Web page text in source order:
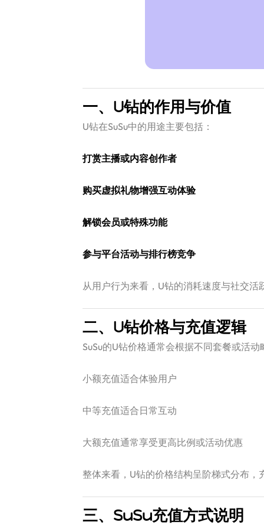
一、U钻的作用与价值
U钻在SuSu中的用途主要包括：
打赏主播或内容创作者
购买虚拟礼物增强互动体验
解锁会员或特殊功能
参与平台活动与排行榜竞争
从用户行为来看，U钻的消耗速度与社交
二、U钻价格与充值逻辑
SuSu的U钻价格通常会根据不同套餐或活
小额充值适合体验用户
中等充值适合日常互动
大额充值通常享受更高比例或活动优惠
整体来看，U钻的价格结构呈阶梯式分布
三、SuSu充值方式说明